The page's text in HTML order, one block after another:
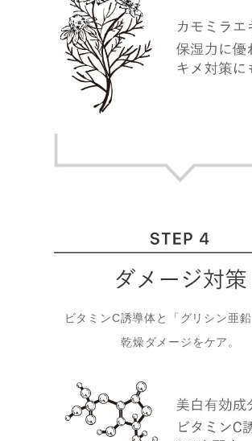
ビタミンC誘導体と「グリシン亜鉛
乾燥ダメージをケア。